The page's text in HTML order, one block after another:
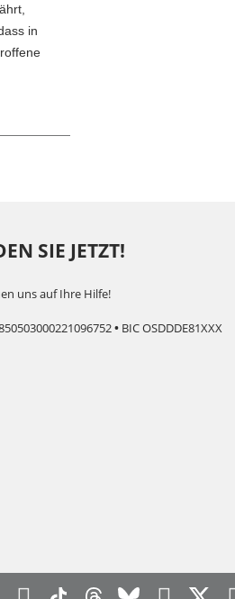
in
SIE JETZT!
uns auf Ihre Hilfe!
• BIC OSDDDE81XXX